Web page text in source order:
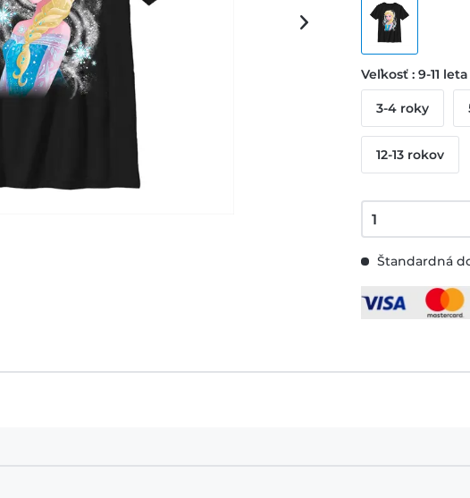
Štandardná
Veľkosť : 9-11 leta
3-4 roky
12-13 rokov